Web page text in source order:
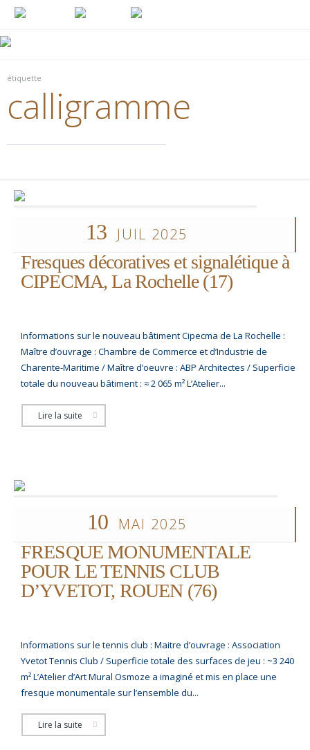
étiquette
calligramme
13 JUIL 2025
Fresques décoratives et signalétique à
CIPECMA, La Rochelle (17)
Informations sur le nouveau bâtiment Cipecma de La Rochelle :
Maître d’ouvrage : Chambre de Commerce et d’Industrie de
Charente-Maritime / Maître d’oeuvre : ABP Architectes / Superficie
totale du nouveau bâtiment : ≈ 2 065 m² L’Atelier...
Lire la suite
10 MAI 2025
FRESQUE MONUMENTALE
POUR LE TENNIS CLUB
D’YVETOT, ROUEN (76)
Informations sur le tennis club : Maitre d’ouvrage : Association
Yvetot Tennis Club / Superficie totale des surfaces de jeu : ~3 240
m² L’Atelier d’Art Mural Osmoze a imaginé et mis en place une
fresque monumentale sur l’ensemble du...
Lire la suite